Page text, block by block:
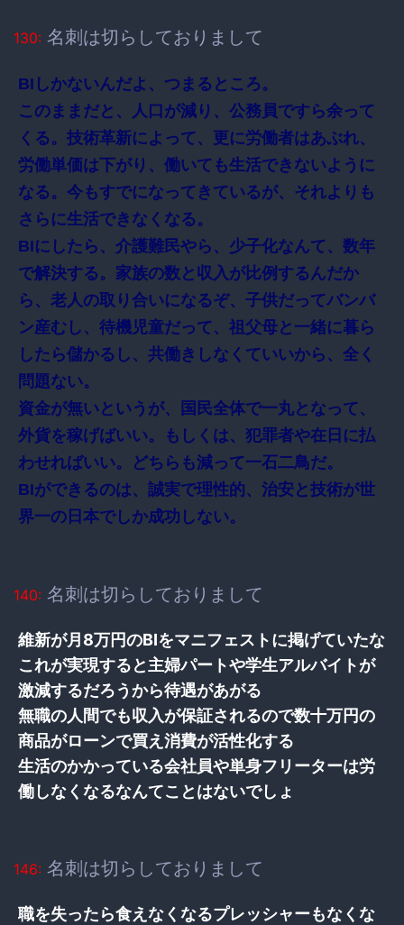
130: 名刺は切らしておりまして
BIしかないんだよ、つまるところ。
このままだと、人口が減り、公務員ですら余って
くる。技術革新によって、更に労働者はあぶれ、
労働単価は下がり、働いても生活できないように
なる。今もすでになってきているが、それよりも
さらに生活できなくなる。
BIにしたら、介護難民やら、少子化なんて、数年
で解決する。家族の数と収入が比例するんだか
ら、老人の取り合いになるぞ、子供だってバンバ
ン産むし、待機児童だって、祖父母と一緒に暮ら
したら儲かるし、共働きしなくていいから、全く
問題ない。
資金が無いというが、国民全体で一丸となって、
外貨を稼げばいい。もしくは、犯罪者や在日に払
わせればいい。どちらも減って一石二鳥だ。
BIができるのは、誠実で理性的、治安と技術が世
界一の日本でしか成功しない。
140: 名刺は切らしておりまして
維新が月8万円のBIをマニフェストに掲げていたな
これが実現すると主婦パートや学生アルバイトが
激減するだろうから待遇があがる
無職の人間でも収入が保証されるので数十万円の
商品がローンで買え消費が活性化する
生活のかかっている会社員や単身フリーターは労
働しなくなるなんてことはないでしょ
146: 名刺は切らしておりまして
職を失ったら食えなくなるプレッシャーもなくな